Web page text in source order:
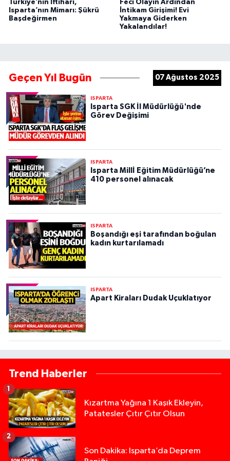
Türkiye’nin İftiharı,
Isparta’nın Mimarı: Şükrü
Başdeğirmen
Feci Olayın Ardından
İntikam Girişimi! Evi
Yakmaya Giderken
Yakalandılar!
Geçen Yıl Bugün 07 Ağustos 2025
ISPARTA
Isparta SGK İl Müdürlüğü'nde
Görev Değişimi
ISPARTA
Isparta Millİ Eğitim Müdürlüğü’ne
410 personel alınacak
ISPARTA
Boşandığı eşi tarafından boğulan
kadın kurtarılamadı
ISPARTA
Apart Kiraları Dudak Uçuklatıyor
Trend Haberler
Kızartma Yağına 1 Kaşık Ekleyin,
Patatesler Çıtır Çıtır Olsun
1
Son Dakika: Isparta’da Deprem
2